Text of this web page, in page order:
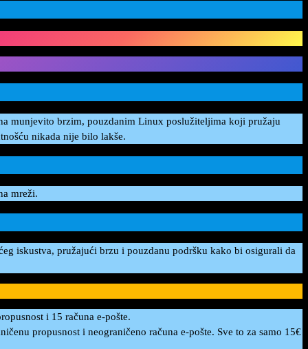
munjevito brzim, pouzdanim Linux poslužiteljima koji pružaju
nikada nije bilo lakše.
mreži.
iskustva, pružajući brzu i pouzdanu podršku kako bi osigurali da
i 15 računa e-pošte.
propusnost i neograničeno računa e-pošte. Sve to za samo 15€